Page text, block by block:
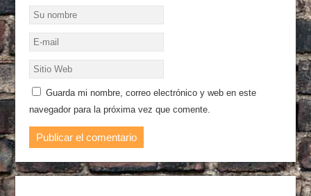
Guarda mi nombre, correo electrónico y web en este
navegador para la próxima vez que comente.